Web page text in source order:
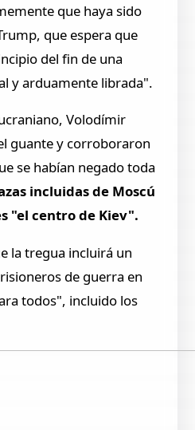
que haya sido
que espera que
del fin de una
y arduamente librada".
Volodímir
guante y corroboraron
se habían negado toda
incluidas de Moscú
"el centro de Kiev".
la tregua incluirá un
de guerra en
todos", incluido los